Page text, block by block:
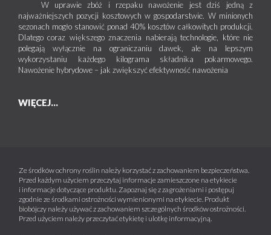
W uprawie zbóż i rzepaku nawożenie jest dziś jedną z
najważniejszych pozycji kosztowych w gospodarstwie. W minionych
sezonach mogło stanowić ponad 40% kosztów całkowitych produkcji.
Dlatego coraz większego znaczenia nabierają technologie, które nie
polegają wyłącznie na ograniczaniu dawek, ale na lepszym
wykorzystaniu każdego kilograma składnika pokarmowego.
Nawożenie hybrydowe – jak zwiększyć efektywność nawożenia
WIĘCEJ...
Ze środków ochrony roślin należy korzystać z zachowaniem bezpieczeństwa.
Przed każdym użyciem przeczytaj informacje zamieszczone na etykiecie
i informacje dotyczące produktu. Zapoznaj się z zagrożeniami i postępuj
zgodnie ze środkami ostrożności wymienionymi na etykiecie. Produkt
biobójczy należy używać z zachowaniem szczególnych środków ostrożności.
Przed użyciem należy przeczytać etykietę i ulotkę informacyjną.